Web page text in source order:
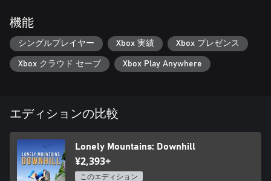
機能
シングルプレイヤー Xbox 実績 Xbox プレゼンス
Xbox クラウド セーブ Xbox Play Anywhere
エディションの比較
Lonely Mountains: Downhill
¥2,393+
このエディション